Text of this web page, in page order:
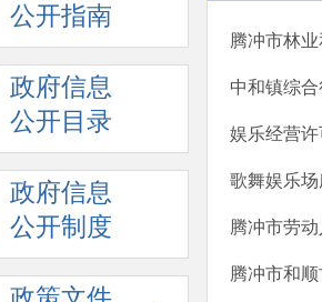
公开指南
政府信息
公开目录
政府信息
公开制度
腾冲市林
中和镇综
娱乐经营
歌舞娱乐
腾冲市劳
腾冲市和